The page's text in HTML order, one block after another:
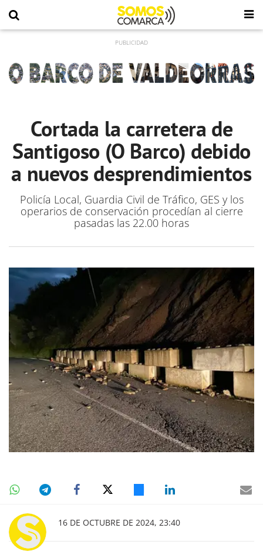
Cortada la carretera de
Santigoso (O Barco) debido
a nuevos desprendimientos
Policía Local, Guardia Civil de Tráfico, GES y los
operarios de conservación procedían al cierre
pasadas las 22.00 horas
16 DE OCTUBRE DE 2024, 23:40